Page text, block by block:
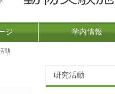
ジ 学内情報
動
研究活動